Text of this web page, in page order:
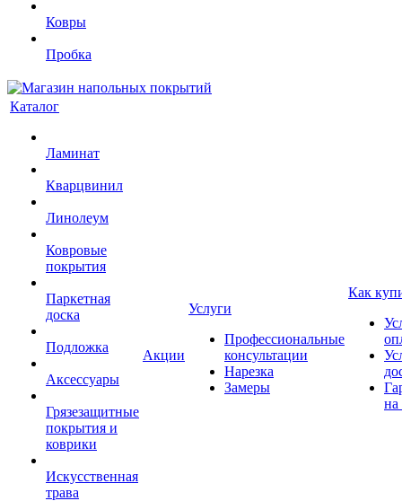
Ковры
Пробка
Каталог
Ламинат
Кварцвинил
Линолеум
Ковровые
покрытия
Паркетная
доска
Подложка
Аксессуары
Грязезащитные
покрытия и
коврики
Искусственная
трава
Акции
Услуги
Профессиональные
консультации
Нарезка
Замеры
Как
на